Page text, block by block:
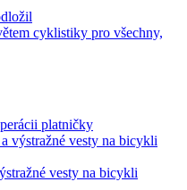
cyklistiky pro všechny,
platničky
výstražné vesty na bicykli
vesty na bicykli